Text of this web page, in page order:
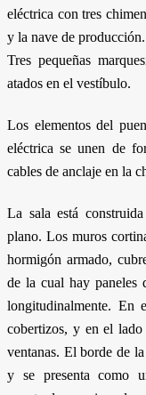
eléctrica con tres
y la nave de
Tres pequeñas
atados en el vestíbulo.
Los elementos del
eléctrica se unen de
cables de anclaje en la
La sala está
plano. Los muros
hormigón armado,
de la cual hay paneles
longitudinalmente.
cobertizos, y en el
ventanas. El borde de
y se presenta como